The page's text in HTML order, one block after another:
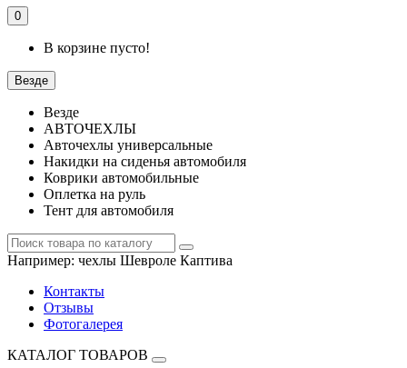
0
В корзине пусто!
Везде
Везде
АВТОЧЕХЛЫ
Авточехлы универсальные
Накидки на сиденья автомобиля
Коврики автомобильные
Оплетка на руль
Тент для автомобиля
Например: чехлы Шевроле Каптива
Контакты
Отзывы
Фотогалерея
КАТАЛОГ ТОВАРОВ